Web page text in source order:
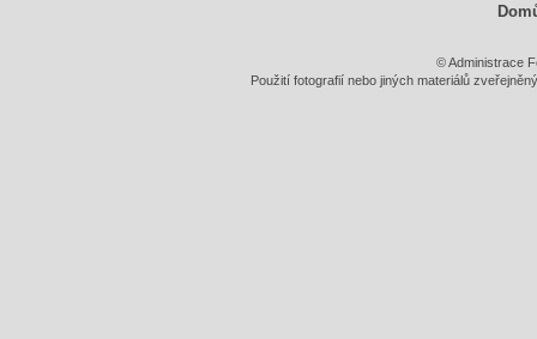
© Administrace
Použití fotografií nebo jiných materiálů